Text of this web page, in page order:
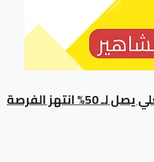
كود خصم نون ندى العلي يصل لـ 50% انتهز الفرصة